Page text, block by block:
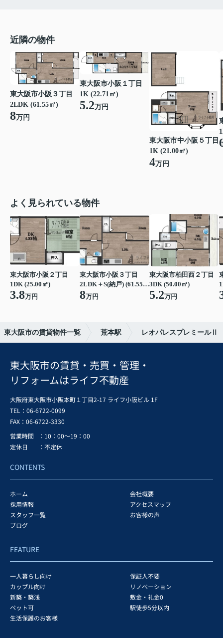
近隣の物件
東大阪市小阪３丁目
2LDK (61.55㎡)
8万円
東大阪市小阪１丁目
1K (22.71㎡)
5.2万円
東大阪市中小阪５丁目
1K (21.00㎡)
4万円
よく見られている物件
東大阪市小阪２丁目
1DK (25.00㎡)
3.8万円
東大阪市小阪３丁目
2LDK＋S(納戸) (61.55㎡)
8万円
東大阪市柏田西２丁目
3DK (50.00㎡)
5.2万円
東大阪市の賃貸物件一覧 荒本駅 レオパレスプレミールⅡ
東大阪市の賃貸・売買・管理・
リフォームはライフ不動産
大阪府東大阪市小阪本町１丁目2-17 ライフ小阪ビル 1F
TEL：06-6722-0099
FAX： 06-6722-3330
営業時間
：10：00～19：00
定休日
：不定休
CONTENTS
ホーム
会社概要
採用情報
アクセスマップ
スタッフ一覧
お客様の声
ブログ
FEATURE
一人暮らし向け
保証人不要
カップル向け
リノベーション
新築・築浅
敷金・礼金0
ペット可
駅徒歩5分以内
生活保護のお客様